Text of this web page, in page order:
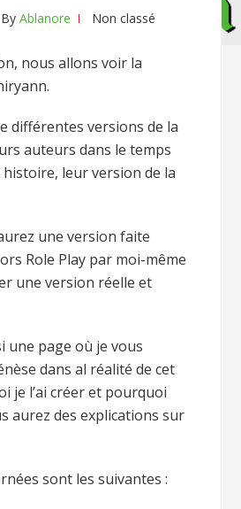
ByAblanore Non classé
nous allons voir la
différentes versions de la
auteurs dans le temps
leur version de la
une version faite
Role Play par moi-même
une version réelle et
une page où je vous
dans al réalité de cet
je l’ai créer et pourquoi
aurez des explications sur
sont les suivantes :